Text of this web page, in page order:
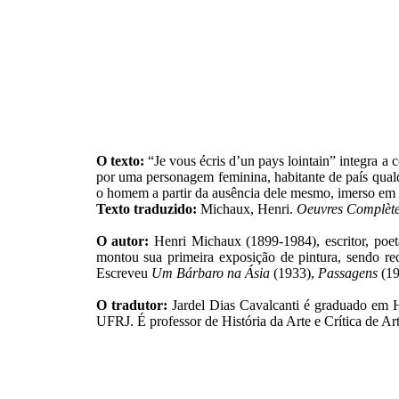
O texto: “Je vous écris d’un pays lointain” integra a
por uma personagem feminina, habitante de país
o homem a partir da ausência dele mesmo, imerso
Texto traduzido: Michaux, Henri. Oeuvres
O autor: Henri Michaux (1899-1984), escritor,
montou sua primeira exposição de pintura, sendo
Escreveu Um Bárbaro na Ásia(1933), Passagens
O tradutor: Jardel Dias Cavalcanti é graduado
UFRJ. É professor de História da Arte e Crítica de